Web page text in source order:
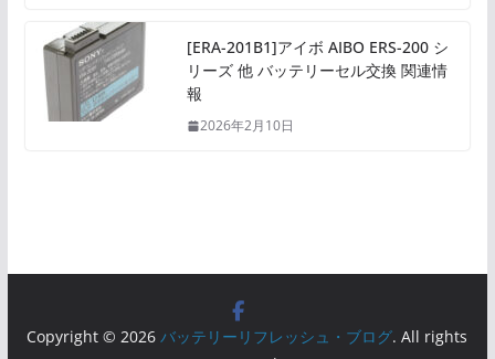
[ERA-201B1]アイボ AIBO ERS-200 シ
リーズ 他 バッテリーセル交換 関連情
報
2026年2月10日
Copyright © 2026バッテリーリフレッシュ・ブログ. All rights